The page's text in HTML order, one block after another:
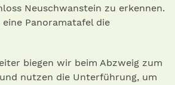
Neuschwanstein zu erkennen.
Panoramatafel die
biegen wir beim Abzweig zum
nutzen die Unterführung, um